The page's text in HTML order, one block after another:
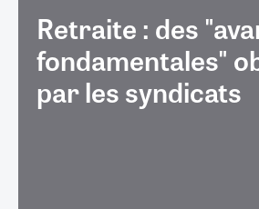
Retraite : des
fondamentales"
par les syndicats